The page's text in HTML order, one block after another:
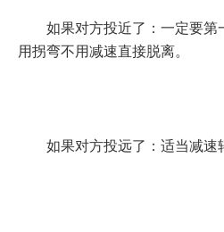
如果对方投近了：一定要第
用拐弯不用减速直接脱离。
如果对方投远了：适当减速